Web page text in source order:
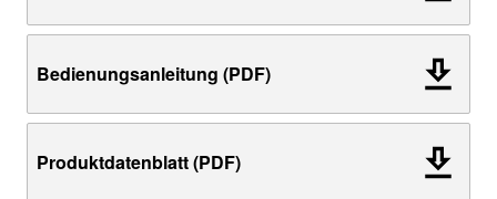
Bedienungsanleitung (PDF)
Produktdatenblatt (PDF)